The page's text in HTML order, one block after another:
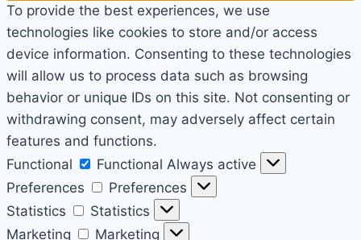
To provide the best experiences, we use
technologies like cookies to store and/or access
device information. Consenting to these technologies
will allow us to process data such as browsing
behavior or unique IDs on this site. Not consenting or
withdrawing consent, may adversely affect certain
features and functions.
Functional
Functional Always active
Preferences
Preferences
Statistics
Statistics
Marketing
Marketing